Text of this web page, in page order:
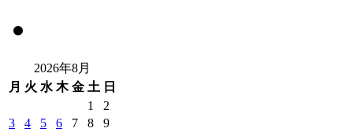
2026年8月
月 火 水 木 金 土 日
1
2
3
4 5 6 7 8
9